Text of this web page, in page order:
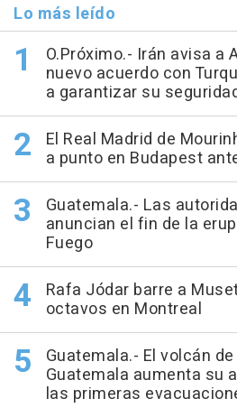
Lo más leído
O.Próximo.- Irán avisa a
nuevo acuerdo con
a garantizar su
El Real Madrid de
a punto en Budapest
Guatemala.- Las
anuncian el fin de la
Fuego
Rafa Jódar barre a
octavos en Montreal
Guatemala.- El volcán
Guatemala aumenta su
las primeras